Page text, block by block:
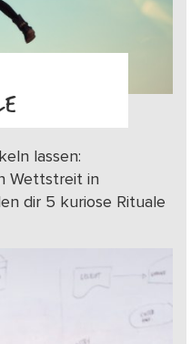
lassen:
Wettstreit in
dir 5 kuriose Rituale